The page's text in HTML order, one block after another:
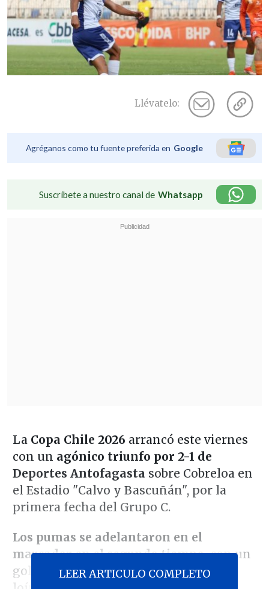
Llévatelo:
Agréganos como tu fuente preferida en Google
Suscríbete a nuestro canal de Whatsapp
La Copa Chile 2026 arrancó este viernes
con un agónico triunfo por 2-1 de
Deportes Antofagasta sobre Cobreloa en
el Estadio "Calvo y Bascuñán", por la
primera fecha del Grupo C.
Los pumas se adelantaron en el
marcador en el segundo tiempo,con un
gol de
Brayan Hurtado (52'), pero los
LEER ARTICULO COMPLETO